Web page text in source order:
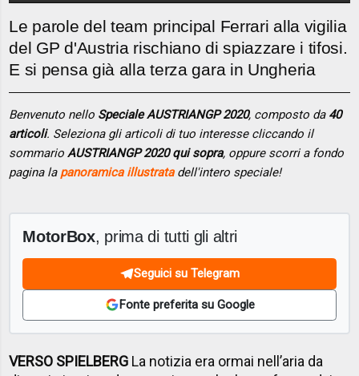
Le parole del team principal Ferrari alla vigilia
del GP d'Austria rischiano di spiazzare i tifosi.
E si pensa già alla terza gara in Ungheria
Benvenuto nello Speciale AUSTRIANGP 2020, composto da 40
articoli. Seleziona gli articoli di tuo interesse cliccando il
sommarioAUSTRIANGP 2020 qui sopra, oppure scorri a fondo
pagina la panoramica illustratadell'intero speciale!
MotorBox, prima di tutti gli altri
Seguici su Telegram
Fonte preferita su Google
VERSO SPIELBERG La notizia era ormai nell’aria da